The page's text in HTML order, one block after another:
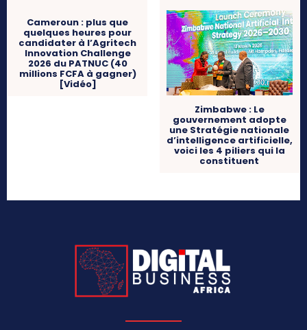
Cameroun : plus que
quelques heures pour
candidater à l’Agritech
Innovation Challenge
2026 du PATNUC (40
millions FCFA à gagner)
[Vidéo]
Zimbabwe : Le
gouvernement adopte
une Stratégie nationale
d’intelligence artificielle,
voici les 4 piliers qui la
constituent